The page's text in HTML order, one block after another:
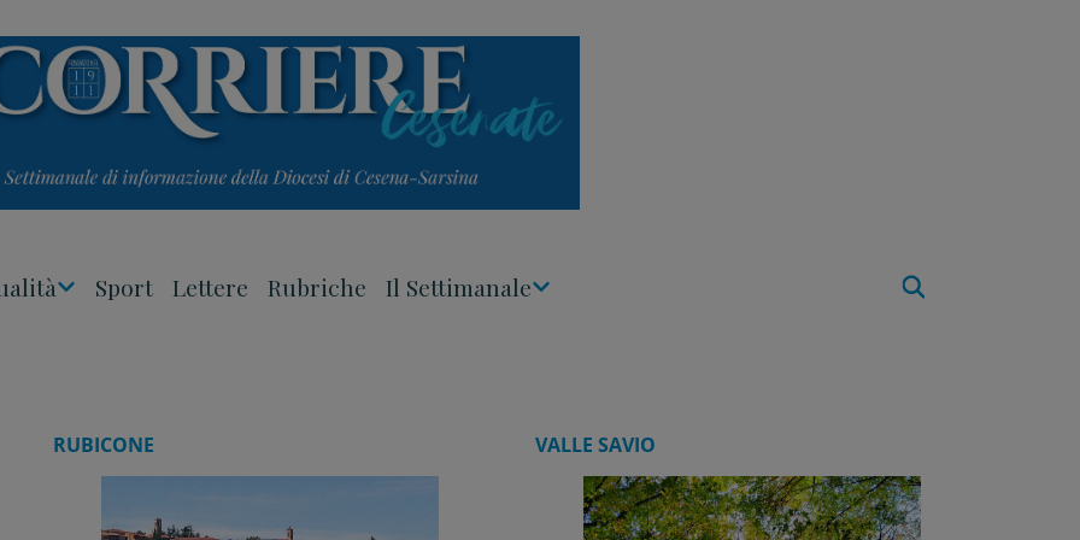
Sport Lettere Rubriche Il Settimanale
RUBICONE VALLE SAVIO